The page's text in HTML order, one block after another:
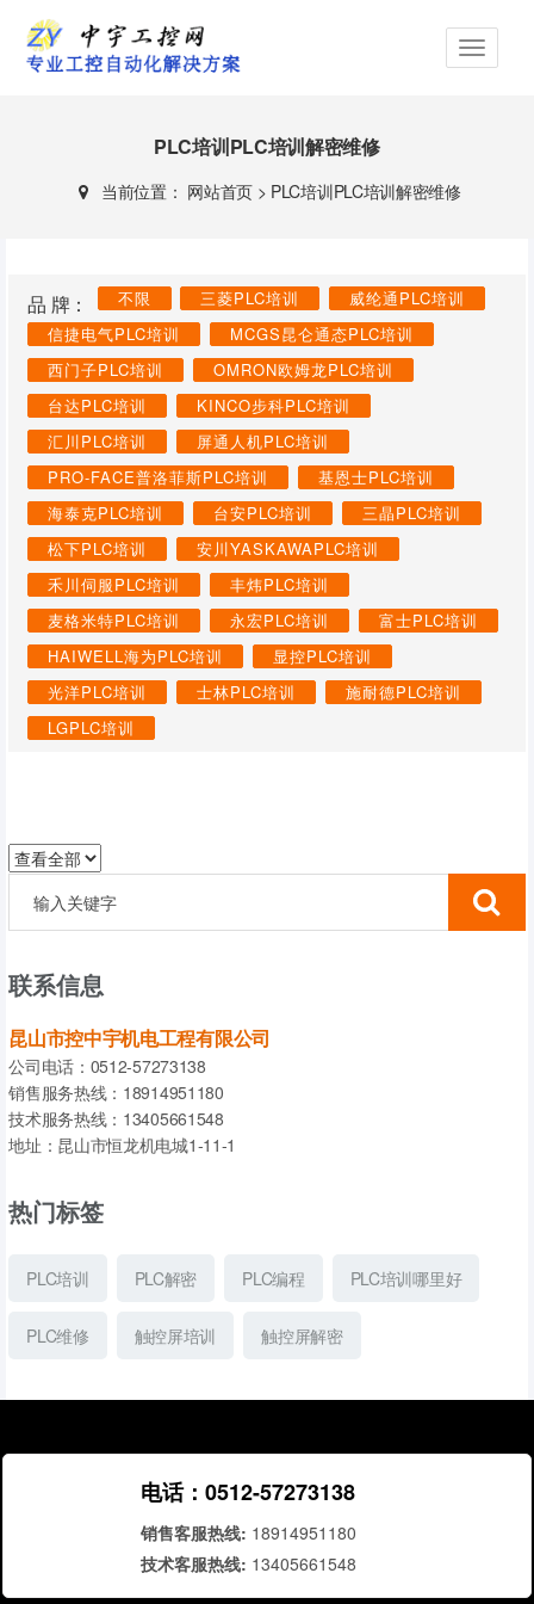
PLC培训PLC培训解密维修
当前位置： 网站首页> PLC培训PLC培训解密维修
品 牌： 不限 三菱PLC培训
威纶通PLC培训
信捷电气PLC培训
MCGS昆仑通态PLC培训
西门子PLC培训
OMRON欧姆龙PLC培训
台达PLC培训
KINCO步科PLC培训
汇川PLC培训
屏通人机PLC培训
PRO-FACE普洛菲斯PLC培训
基恩士PLC培训
海泰克PLC培训
台安PLC培训
三晶PLC培训
松下PLC培训
安川YASKAWAPLC培训
禾川伺服PLC培训
丰炜PLC培训
麦格米特PLC培训
永宏PLC培训
富士PLC培训
HAIWELL海为PLC培训
显控PLC培训
光洋PLC培训
士林PLC培训
施耐德PLC培训
LGPLC培训
联系信息
昆山市控中宇机电工程有限公司
公司电话：0512-57273138
销售服务热线：18914951180
技术服务热线：13405661548
地址：昆山市恒龙机电城1-11-1
热门标签
PLC培训 PLC解密 PLC编程 PLC培训哪里好
PLC维修 触控屏培训 触控屏解密
电话：0512-57273138
销售客服热线: 18914951180
技术客服热线: 13405661548